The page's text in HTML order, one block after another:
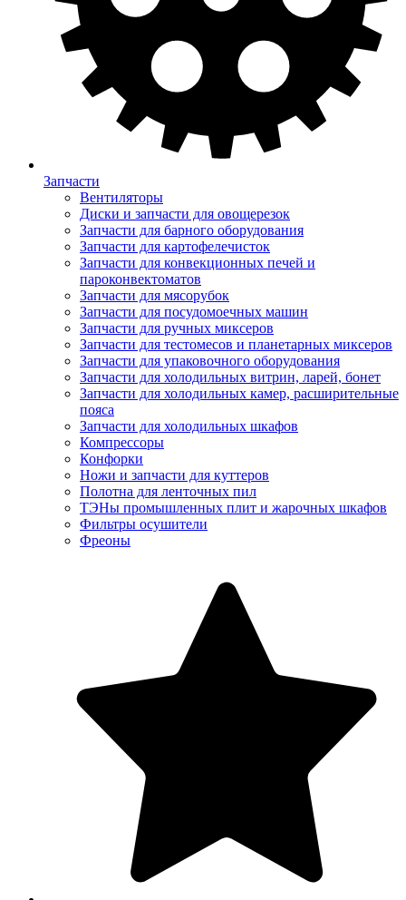
Запчасти
Вентиляторы
Диски и запчасти для овощерезок
Запчасти для барного оборудования
Запчасти для картофелечисток
Запчасти для конвекционных печей и
пароконвектоматов
Запчасти для мясорубок
Запчасти для посудомоечных машин
Запчасти для ручных миксеров
Запчасти для тестомесов и планетарных миксеров
Запчасти для упаковочного оборудования
Запчасти для холодильных витрин, ларей, бонет
Запчасти для холодильных камер, расширительные
пояса
Запчасти для холодильных шкафов
Компрессоры
Конфорки
Ножи и запчасти для куттеров
Полотна для ленточных пил
ТЭНы промышленных плит и жарочных шкафов
Фильтры осушители
Фреоны